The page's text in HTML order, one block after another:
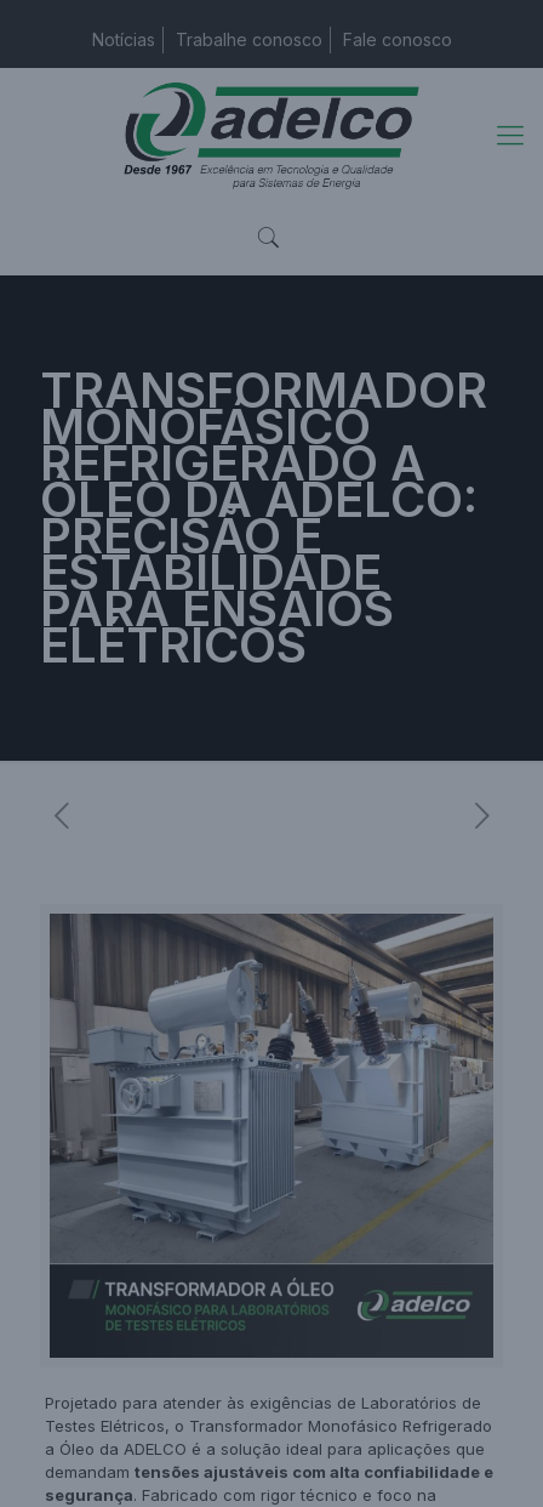
Notícias Trabalhe conosco Fale conosco
TRANSFORMADOR
MONOFÁSICO
REFRIGERADO A
ÓLEO DA ADELCO:
PRECISÃO E
ESTABILIDADE
PARA ENSAIOS
ELÉTRICOS
Projetado para atender às exigências de Laboratórios de
Testes Elétricos, o Transformador Monofásico Refrigerado
a Óleo da ADELCO é a solução ideal para aplicações que
demandam tensões ajustáveis com alta confiabilidade e
segurança. Fabricado com rigor técnico e foco na